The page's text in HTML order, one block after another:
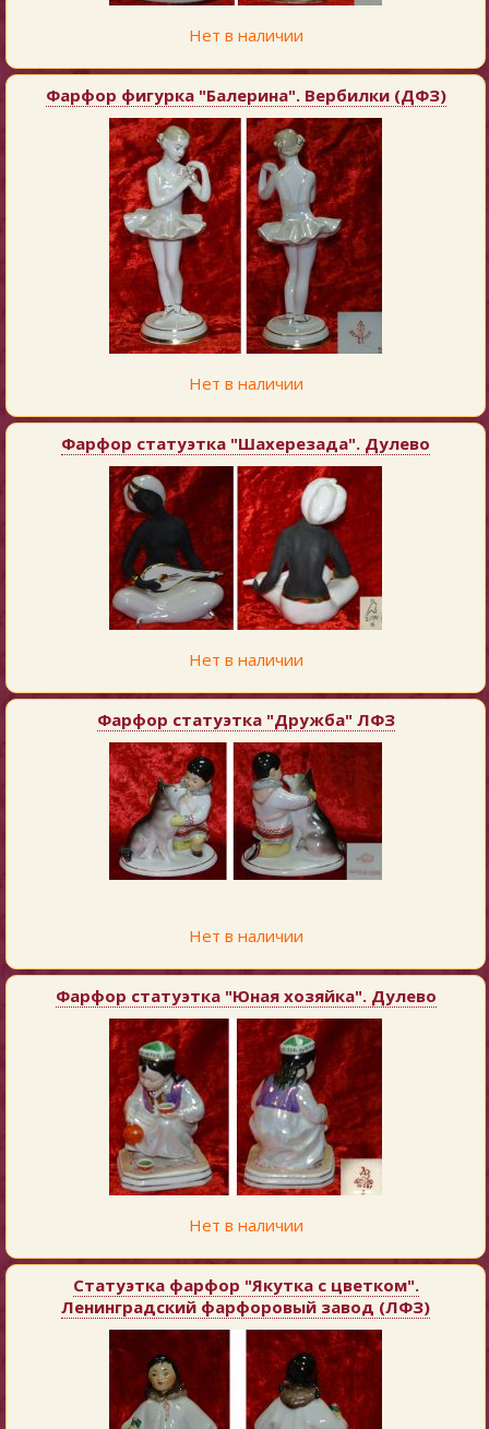
Нет в наличии
Фарфор фигурка "Балерина". Вербилки (ДФЗ)
Нет в наличии
Фарфор статуэтка "Шахерезада". Дулево
Нет в наличии
Фарфор статуэтка "Дружба" ЛФЗ
Нет в наличии
Фарфор статуэтка "Юная хозяйка". Дулево
Нет в наличии
Статуэтка фарфор "Якутка с цветком".
Ленинградский фарфоровый завод (ЛФЗ)